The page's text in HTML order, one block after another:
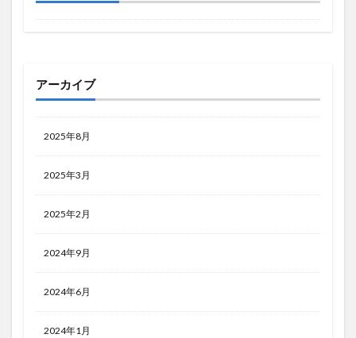
アーカイブ
2025年8月
2025年3月
2025年2月
2024年9月
2024年6月
2024年1月